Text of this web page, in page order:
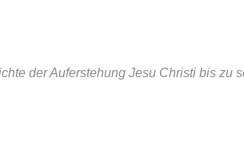
der Auferstehung Jesu Christi bis zu